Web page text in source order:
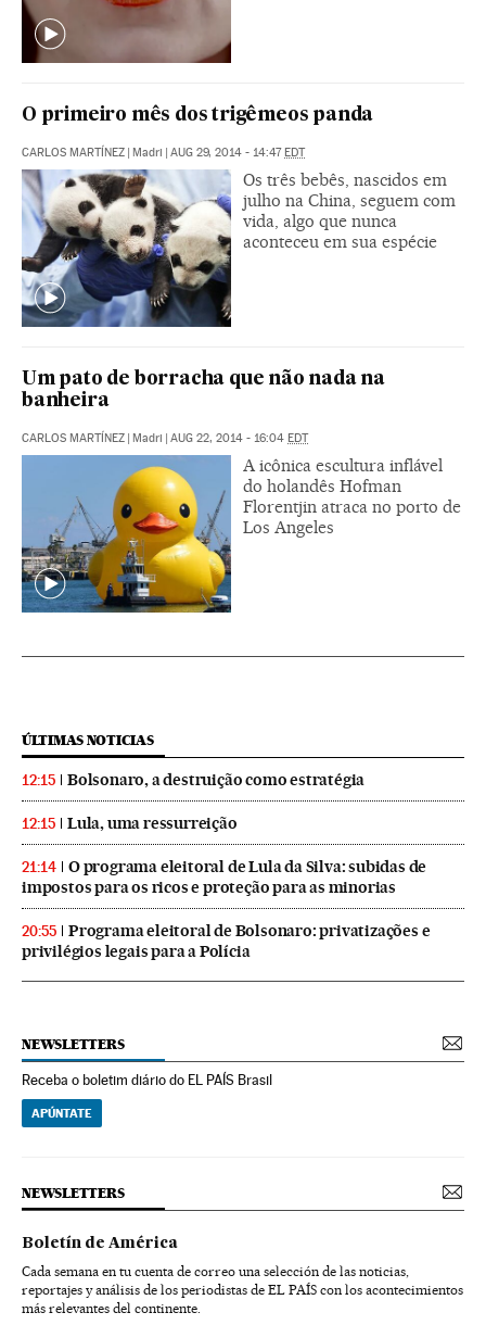
O primeiro mês dos trigêmeos panda
CARLOS MARTÍNEZ Madri AUG 29, 2014 - 14:47 EDT
Os três bebês, nascidos em
julho na China, seguem com
vida, algo que nunca
aconteceu em sua espécie
Um pato de borracha que não nada na
banheira
CARLOS MARTÍNEZ | Madri | AUG 22, 2014 - 16:04 EDT
A icônica escultura inflável
do holandês Hofman
Florentjin atraca no porto de
Los Angeles
ÚLTIMAS NOTICIAS
12:15 Bolsonaro, a destruição como estratégia
12:15 Lula, uma ressurreição
21:14
O programa eleitoral de Lula da Silva: subidas de
impostos para os ricos e proteção para as minorias
20:55
Programa eleitoral de Bolsonaro: privatizações e
privilégios legais para a Polícia
NEWSLETTERS
Receba o boletim diário do EL PAÍS Brasil
APÚNTATE
NEWSLETTERS
Boletín de América
Cada semana en tu cuenta de correo una selección de las noticias,
reportajes y análisis de los periodistas de EL PAÍS con los acontecimientos
más relevantes del continente.